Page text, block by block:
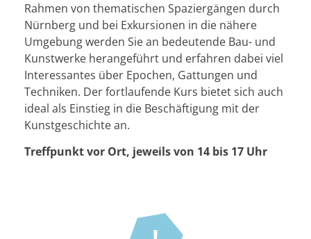
Rahmen von thematischen Spaziergängen durch
Nürnberg und bei Exkursionen in die nähere
Umgebung werden Sie an bedeutende Bau- und
Kunstwerke herangeführt und erfahren dabei viel
Interessantes über Epochen, Gattungen und
Techniken. Der fortlaufende Kurs bietet sich auch
ideal als Einstieg in die Beschäftigung mit der
Kunstgeschichte an.
Treffpunkt vor Ort, jeweils von 14 bis 17 Uhr